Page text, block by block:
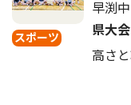
スポーツ
早渕
県大
高さ